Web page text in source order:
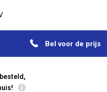
Bel voor de prijs